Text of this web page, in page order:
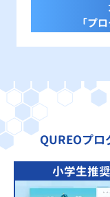
「プ
QUREOプ
小学生推奨